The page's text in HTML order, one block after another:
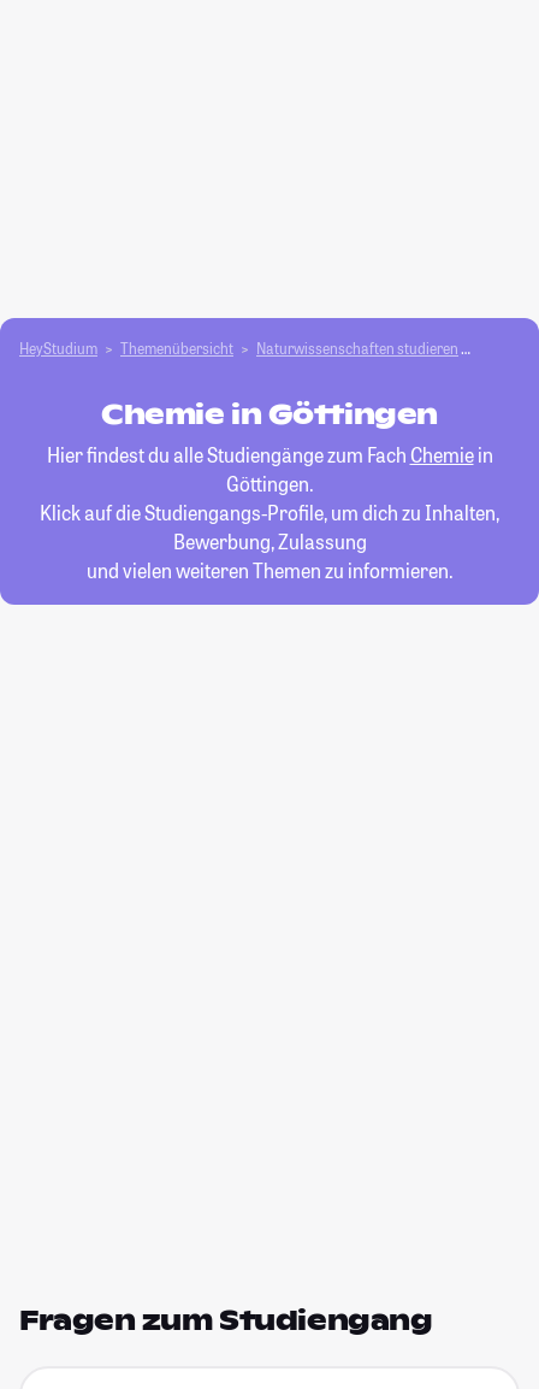
HeyStudium Themenübersicht Natur­wissenschaften studieren
Chemie in Göttingen
Hier findest du alle Studiengänge zum Fach Chemiein
Göttingen.
Klick auf die Studiengangs-Profile, um dich zu Inhalten,
Bewerbung, Zulassung
und vielen weiteren Themen zu informieren.
Fragen zum Studiengang